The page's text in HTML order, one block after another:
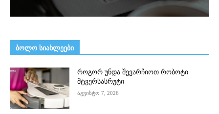
ᲑᲝᲚᲝ ᲡᲘᲐᲮᲚᲔᲔᲑᲘ
როგორ უნდა შევარჩიოთ რობოტი
მტვერსასრუტი
აგვისტო 7, 2026